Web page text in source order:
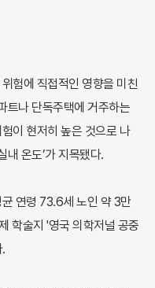
험에 직접적인 영향을 미친
트나 단독주택에 거주하는
이 현저히 높은 것으로 나
내 온도’가 지목됐다.
연령 73.6세 노인 약 3만
학술지 '영국 의학저널 공중